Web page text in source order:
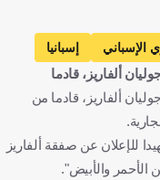
الإسباني
إسبانيا
خوليان ألفاريز
ألفاريز، قادما
ألفاريز، قادما من
للإعلان عن صفقة ألفاريز
الأحمر والأبيض".